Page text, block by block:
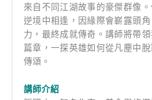
來自不同江湖故事的豪傑群像
逆境中相逢，因緣際會嶄露頭
力，最終成就傳奇。講師將帶
篇章，一探英雄如何從凡塵中
傳頌。
講師介紹